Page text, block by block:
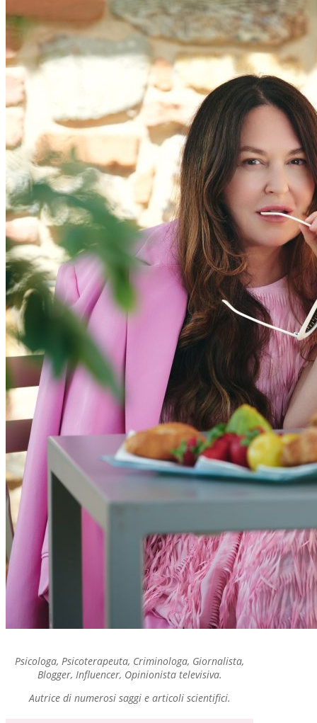
Psicologa, Psicoterapeuta, Criminologa, Giornalista,
Blogger, Influencer, Opinionista televisiva.
Autrice di numerosi saggi e articoli scientifici.